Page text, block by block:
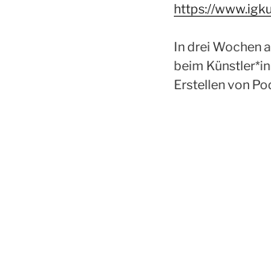
https://
In drei Wochen
beim
Erstellen von